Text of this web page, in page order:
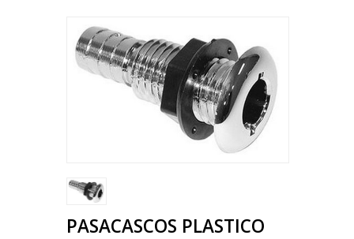
PASACASCOS PLASTICO